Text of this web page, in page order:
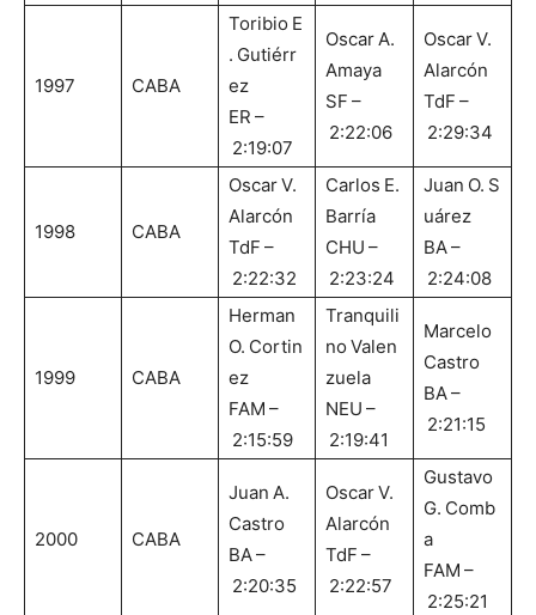
1997 CABA
Toribio E
. Gutiérr
ez
ER –
2:19:07
Oscar A.
Amaya
SF –
2:22:06
Oscar V.
Alarcón
TdF –
2:29:34
1998 CABA
Oscar V.
Alarcón
TdF –
2:22:32
Carlos E.
Barría
CHU –
2:23:24
Juan O. S
uárez
BA –
2:24:08
1999 CABA
Herman
O. Cortin
ez
FAM –
2:15:59
Tranquili
no Valen
zuela
NEU –
2:19:41
Marcelo
Castro
BA –
2:21:15
2000 CABA
Juan A.
Castro
BA –
2:20:35
Oscar V.
Alarcón
TdF –
2:22:57
Gustavo
G. Comb
a
FAM –
2:25:21